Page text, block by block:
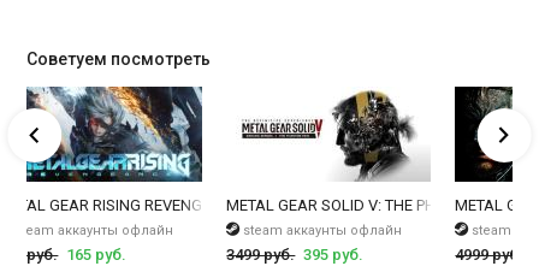
PAIN
Советуем посмотреть
Experience
GEAR RISING REVENGEANCE
steam аккаунты офлайн
руб. 165 руб.
METAL GEAR SOLID V: THE PHANTOM
steam аккаунты офлайн
3499 руб. 395 руб.
METAL
steam
4999 руб.